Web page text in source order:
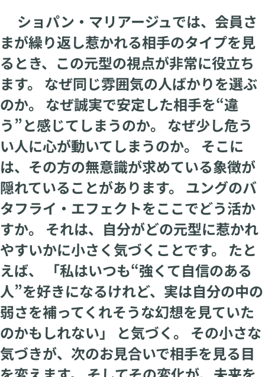
ショパン・マリアージュでは、会員さ
まが繰り返し惹かれる相手のタイプを見
るとき、この元型の視点が非常に役立ち
ます。 なぜ同じ雰囲気の人ばかりを選ぶ
のか。 なぜ誠実で安定した相手を“違
う”と感じてしまうのか。 なぜ少し危う
い人に心が動いてしまうのか。 そこに
は、その方の無意識が求めている象徴が
隠れていることがあります。 ユングのバ
タフライ・エフェクトをここでどう活か
すか。 それは、自分がどの元型に惹かれ
やすいかに小さく気づくことです。 たと
えば、 「私はいつも“強くて自信のある
人”を好きになるけれど、実は自分の中の
弱さを補ってくれそうな幻想を見ていた
のかもしれない」 と気づく。 その小さな
気づきが、次のお見合いで相手を見る目